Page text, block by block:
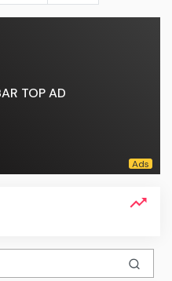
TOP AD